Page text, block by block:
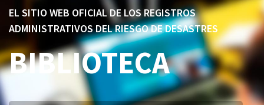
EL SITIO WEB OFICIAL DE LOS REGISTROS
ADMINISTRATIVOS DEL RIESGO DE DESASTRES
BIBLIOTECA